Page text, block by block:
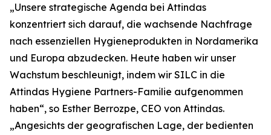
„Unsere strategische Agenda bei Attindas
konzentriert sich darauf, die wachsende Nachfrage
nach essenziellen Hygieneprodukten in Nordamerika
und Europa abzudecken. Heute haben wir unser
Wachstum beschleunigt, indem wir SILC in die
Attindas Hygiene Partners-Familie aufgenommen
haben“, so Esther Berrozpe, CEO von Attindas.
„Angesichts der geografischen Lage, der bedienten